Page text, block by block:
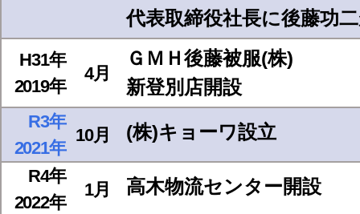
代表取締役社長に後藤功
H31年
2019年
4月
ＧＭＨ後藤被服(株)
新登別店開設
R3年
2021年
10月 (株)キョーワ設立
R4年
2022年
1月 高木物流センター開設